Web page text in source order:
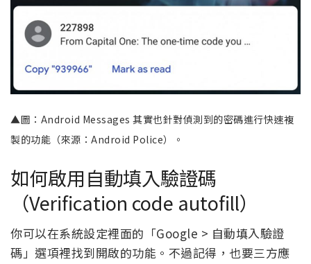
▲圖：Android Messages 其實也針對偵測到的密碼進行快速複
製的功能（來源：Android Police）。
如何啟用自動填入驗證碼
（Verification code autofill）
你可以在系統設定裡面的「Google > 自動填入驗證
碼」選項裡找到開啟的功能。不過記得，也要三方應